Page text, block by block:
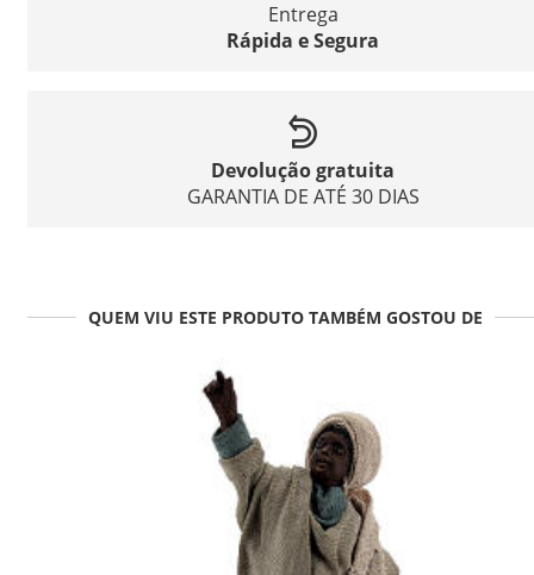
Entrega
Rápida e Segura
Devolução gratuita
GARANTIA DE ATÉ 30 DIAS
QUEM VIU ESTE PRODUTO TAMBÉM GOSTOU DE